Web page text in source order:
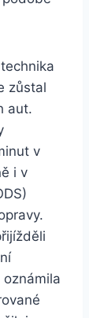
zůstal
aut.
v
i v